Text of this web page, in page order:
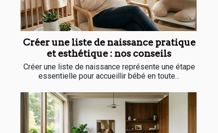
Créer une liste de naissance pratique
et esthétique : nos conseils
Créer une liste de naissance représente une étape
essentielle pour accueillir bébé en toute...